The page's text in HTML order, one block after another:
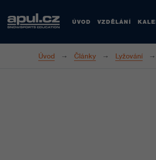
ÚVOD VZDĚLÁNÍ
Úvod Články Lyžování